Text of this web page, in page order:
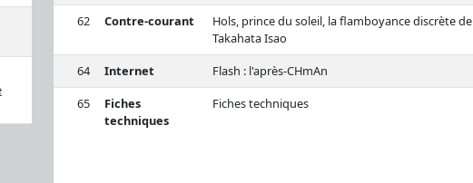
62
Contre-courant
Hols, prince du soleil, la flamboyance discrète de
Takahata Isao
64
Internet Flash : l'après-CHmAn
65
Fiches
techniques
Fiches techniques